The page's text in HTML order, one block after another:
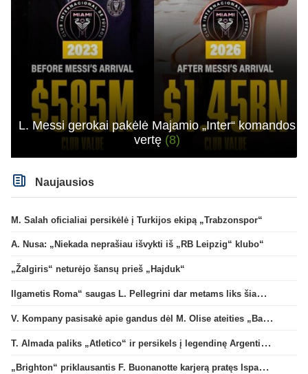
L. Messi gerokai pakėlė Majamio „Inter“ komandos
vertę (8)
Naujausios
M. Salah oficialiai persikėlė į Turkijos ekipą „Trabzonspor“
A. Nusa: „Niekada neprašiau išvykti iš „RB Leipzig“ klubo“
„Žalgiris“ neturėjo šansų prieš „Hajduk“
Ilgametis Roma“ saugas L. Pellegrini dar metams liks šiame klube
V. Kompany pasisakė apie gandus dėl M. Olise ateities „Bayern“ gretose
T. Almada paliks „Atletico“ ir persikels į legendinę Argentinos ekipą
„Brighton“ priklausantis F. Buonanotte karjerą pratęs Ispanijoje